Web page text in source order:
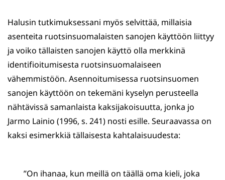
Halusin tutkimuksessani myös selvittää, millaisia
asenteita ruotsinsuomalaisten sanojen käyttöön liittyy
ja voiko tällaisten sanojen käyttö olla merkkinä
identifioitumisesta ruotsinsuomalaiseen
vähemmistöön. Asennoitumisessa ruotsinsuomen
sanojen käyttöön on tekemäni kyselyn perusteella
nähtävissä samanlaista kaksijakoisuutta, jonka jo
Jarmo Lainio (1996, s. 241) nosti esille. Seuraavassa on
kaksi esimerkkiä tällaisesta kahtalaisuudesta:
”On ihanaa, kun meillä on täällä oma kieli, joka